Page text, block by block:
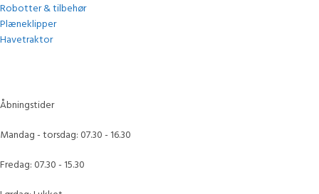
Robotter & tilbehør
Plæneklipper
Havetraktor
Åbningstider
Mandag - torsdag: 07.30 - 16.30
Fredag: 07.30 - 15.30